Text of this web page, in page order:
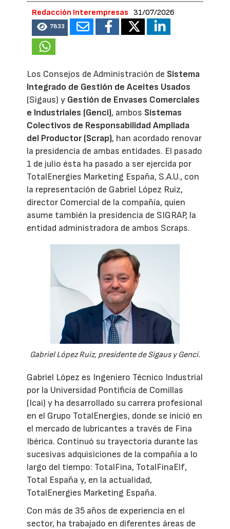
Redacción Interempresas 31/07/2026
7833
Los Consejos de Administración de Sistema
Integrado de Gestión de Aceites Usados
(Sigaus) y Gestión de Envases Comerciales
e Industriales (Genci), ambos Sistemas
Colectivos de Responsabilidad Ampliada
del Productor (Scrap), han acordado renovar
la presidencia de ambas entidades. El pasado
1 de julio ésta ha pasado a ser ejercida por
TotalEnergies Marketing España, S.A.U., con
la representación de Gabriel López Ruiz,
director Comercial de la compañía, quien
asume también la presidencia de SIGRAP, la
entidad administradora de ambos Scraps.
Gabriel López Ruiz, presidente de Sigaus y Genci.
Gabriel López es Ingeniero Técnico Industrial
por la Universidad Pontificia de Comillas
(Icai) y ha desarrollado su carrera profesional
en el Grupo TotalEnergies, donde se inició en
el mercado de lubricantes a través de Fina
Ibérica. Continuó su trayectoria durante las
sucesivas adquisiciones de la compañía a lo
largo del tiempo: TotalFina, TotalFinaElf,
Total España y, en la actualidad,
TotalEnergies Marketing España.
Con más de 35 años de experiencia en el
sector, ha trabajado en diferentes áreas de